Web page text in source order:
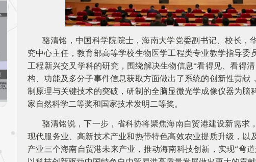
骆清铭，中国科学院院士，海南大学党委副书记、校长，
究中心主任，教育部高等学校生物医学工程类专业教学指导委
工程新兴交叉学科的研究，围绕解决生物信息“看得见、看得
构、功能及多分子事件信息获取方面做出了系统的创新性贡献
制原理与关键技术的突破，研制的全脑显微光学成像仪器为脑
家自然科学二等奖和国家技术发明二等奖。
骆清铭说，下一步，省科协将聚焦海南自贸港建设新需求
现代服务业、高新技术产业和热带特色高效农业提质升级，以
产业三个海南自贸港未来产业，推动海南科技创新，实现“弯道